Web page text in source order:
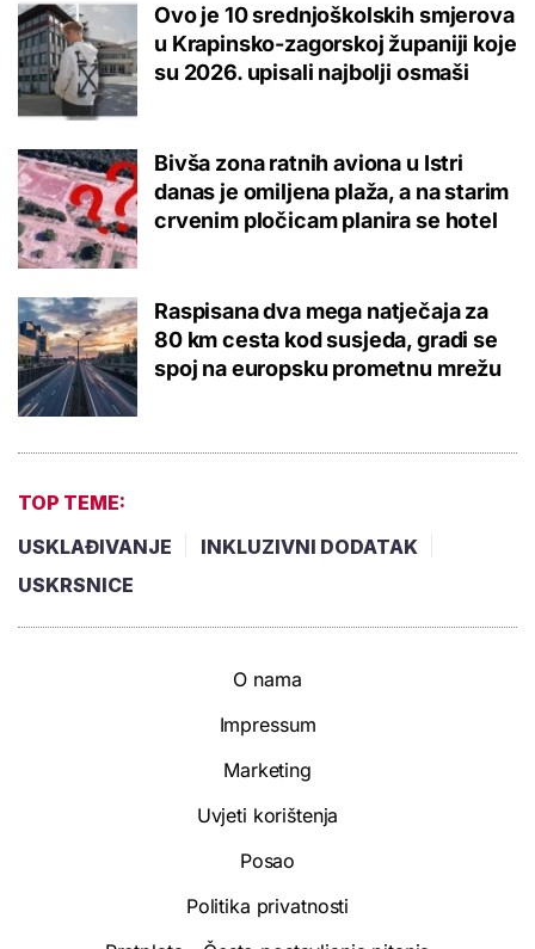
Ovo je 10 srednjoškolskih smjerova
u Krapinsko-zagorskoj županiji koje
su 2026. upisali najbolji osmaši
Bivša zona ratnih aviona u Istri
danas je omiljena plaža, a na starim
crvenim pločicam planira se hotel
Raspisana dva mega natječaja za
80 km cesta kod susjeda, gradi se
spoj na europsku prometnu mrežu
TOP TEME:
USKLAĐIVANJE
INKLUZIVNI DODATAK
USKRSNICE
O nama
Impressum
Marketing
Uvjeti korištenja
Posao
Politika privatnosti